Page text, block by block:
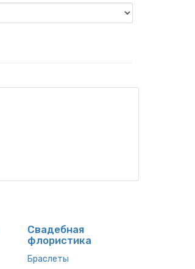
Свадебная
флористика
Браслеты